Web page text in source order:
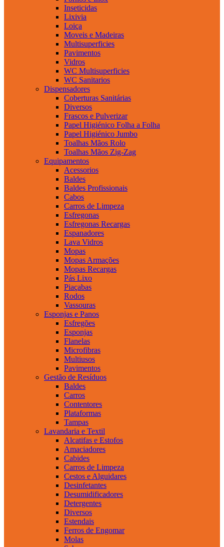
Inseticidas
Lixivia
Loiça
Moveis e Madeiras
Multisuperficies
Pavimentos
Vidros
WC Multisuperficies
WC Sanitarios
Dispensadores
Coberturas Sanitárias
Diversos
Frascos e Pulverizar
Papel Higiénico Folha a Folha
Papel Higiénico Jumbo
Toalhas Mãos Rolo
Toalhas Mãos Zig-Zag
Equipamentos
Acessorios
Baldes
Baldes Profissionais
Cabos
Carros de Limpeza
Esfregonas
Esfregonas Recargas
Espanadores
Lava Vidros
Mopas
Mopas Armações
Mopas Recargas
Pás Lixo
Piaçabas
Rodos
Vassouras
Esponjas e Panos
Esfregões
Esponjas
Flanelas
Microfibras
Multiusos
Pavimentos
Gestão de Resíduos
Baldes
Carros
Contentores
Plataformas
Tampas
Lavandaria e Textil
Alcatifas e Estofos
Amaciadores
Cabides
Carros de Limpeza
Cestos e Alguidares
Desinfetantes
Desumidificadores
Detergentes
Diversos
Estendais
Ferros de Engomar
Molas